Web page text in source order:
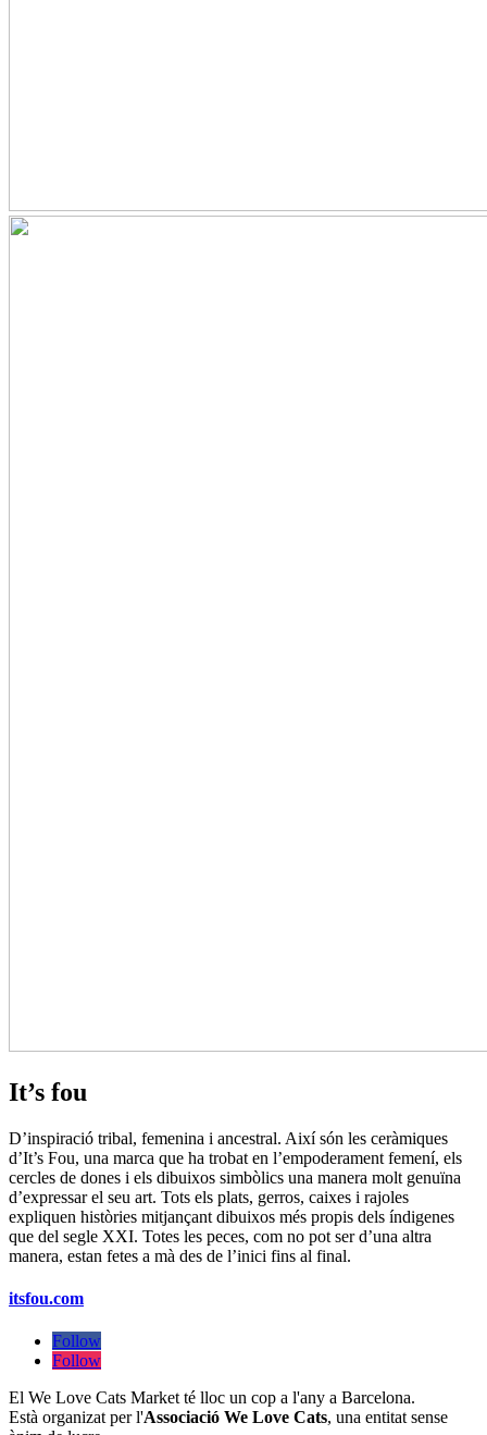
It’s fou
D’inspiració tribal, femenina i ancestral. Així són les ceràmiques
d’It’s Fou, una marca que ha trobat en l’empoderament femení, els
cercles de dones i els dibuixos simbòlics una manera molt genuïna
d’expressar el seu art. Tots els plats, gerros, caixes i rajoles
expliquen històries mitjançant dibuixos més propis dels índigenes
que del segle XXI. Totes les peces, com no pot ser d’una altra
manera, estan fetes a mà des de l’inici fins al final.
itsfou.com
Follow
Follow
El We Love Cats Market té lloc un cop a l'any a Barcelona.
Està organizat per l'Associació We Love Cats, una entitat sense